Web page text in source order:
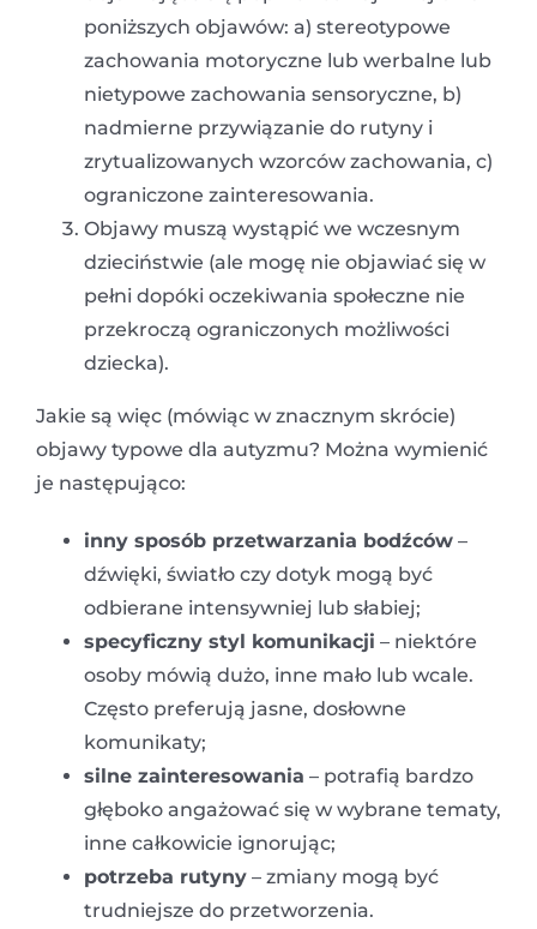
poniższych objawów: a) stereotypowe
zachowania motoryczne lub werbalne lub
nietypowe zachowania sensoryczne, b)
nadmierne przywiązanie do rutyny i
zrytualizowanych wzorców zachowania, c)
ograniczone zainteresowania.
Objawy muszą wystąpić we wczesnym
dzieciństwie (ale mogę nie objawiać się w
pełni dopóki oczekiwania społeczne nie
przekroczą ograniczonych możliwości
dziecka).
Jakie są więc (mówiąc w znacznym skrócie)
objawy typowe dla autyzmu? Można wymienić
je następująco:
inny sposób przetwarzania bodźców –
dźwięki, światło czy dotyk mogą być
odbierane intensywniej lub słabiej;
specyficzny styl komunikacji – niektóre
osoby mówią dużo, inne mało lub wcale.
Często preferują jasne, dosłowne
komunikaty;
silne zainteresowania – potrafią bardzo
głęboko angażować się w wybrane tematy,
inne całkowicie ignorując;
potrzeba rutyny – zmiany mogą być
trudniejsze do przetworzenia.